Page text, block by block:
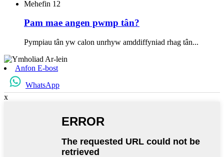
Mehefin 12
Pam mae angen pwmp tân?
Pympiau tân yw calon unrhyw amddiffyniad rhag tân...
Anfon E-bost
WhatsApp
x